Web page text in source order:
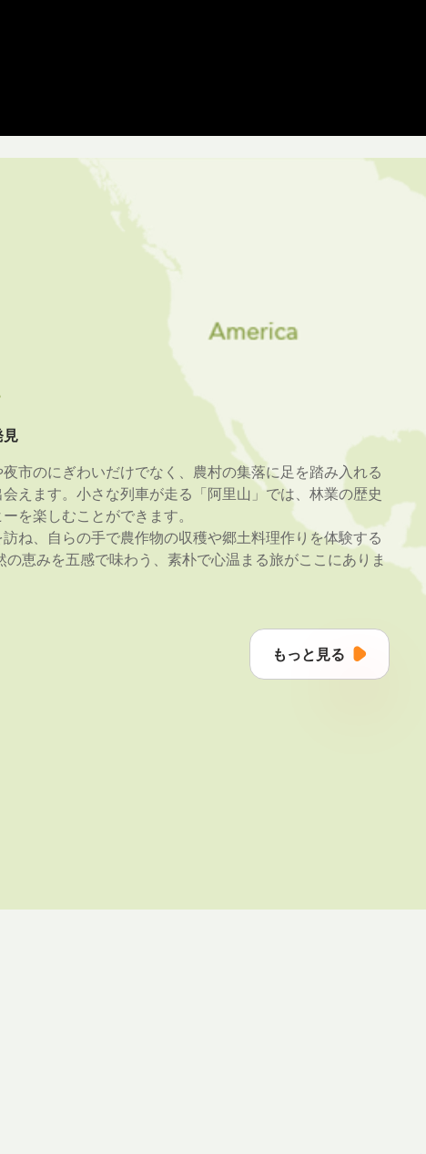
見
市のにぎわいだけでなく、農村の集落に足を踏み入れる
えます。小さな列車が走る「阿里山」では、林業の歴史
を楽しむことができます。
ね、自らの手で農作物の収穫や郷土料理作りを体験する
恵みを五感で味わう、素朴で心温まる旅がここにありま
もっと見る